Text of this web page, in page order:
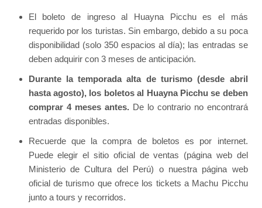
El boleto de ingreso al Huayna Picchu es el más
requerido por los turistas. Sin embargo, debido a su poca
disponibilidad (solo 350 espacios al día); las entradas se
deben adquirir con 3 meses de anticipación.
Durante la temporada alta de turismo (desde abril
hasta agosto), los boletos al Huayna Picchu se deben
comprar 4 meses antes.De lo contrario no encontrará
entradas disponibles.
Recuerde que la compra de boletos es por internet.
Puede elegir el sitio oficial de ventas (página web del
Ministerio de Cultura del Perú) o nuestra página web
oficial de turismo que ofrece los tickets a Machu Picchu
junto a tours y recorridos.